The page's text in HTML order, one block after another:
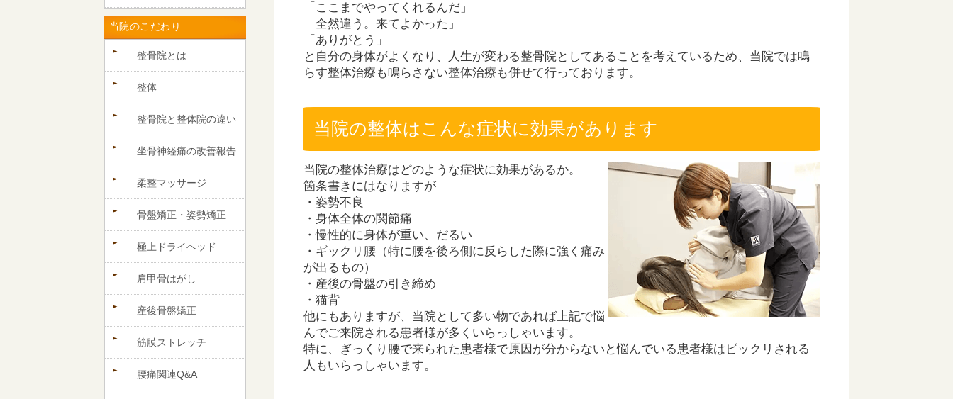
「ここまでやってくれるんだ」
「全然違う。来てよかった」
「ありがとう」
と自分の身体がよくなり、人生が変わる整骨院としてあることを考えているため、当院では鳴
らす整体治療も鳴らさない整体治療も併せて行っております。
当院の整体はこんな症状に効果があります
当院の整体治療はどのような症状に効果があるか。
箇条書きにはなりますが
・姿勢不良
・身体全体の関節痛
・慢性的に身体が重い、だるい
・ギックリ腰（特に腰を後ろ側に反らした際に強く痛み
が出るもの）
・産後の骨盤の引き締め
・猫背
他にもありますが、当院として多い物であれば上記で悩
んでご来院される患者様が多くいらっしゃいます。
特に、ぎっくり腰で来られた患者様で原因が分からないと悩んでいる患者様はビックリされる
人もいらっしゃいます。
当院のこだわり
整骨院とは
整体
整骨院と整体院の違い
坐骨神経痛の改善報告
柔整マッサージ
骨盤矯正・姿勢矯正
極上ドライヘッド
肩甲骨はがし
産後骨盤矯正
筋膜ストレッチ
腰痛関連Q&A